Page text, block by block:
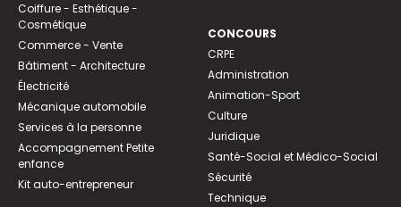
Coiffure - Esthétique -
Cosmétique
Commerce - Vente
Bâtiment - Architecture
Électricité
Mécanique automobile
Services à la personne
Accompagnement Petite
enfance
Kit auto-entrepreneur
CONCOURS
CRPE
Administration
Animation-Sport
Culture
Juridique
Santé-Social et Médico-Social
Sécurité
Technique